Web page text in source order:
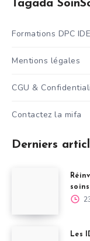
Tagada
Formations DPC
Mentions légales
CGU &
Contactez la mifa
Derniers
Les